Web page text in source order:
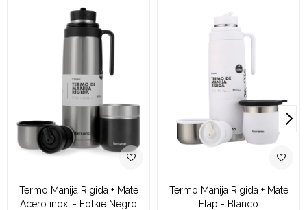
Termo Manija Rigida + Mate
Acero inox. - Folkie Negro
Termo Manija Rigida + Mate
Flap - Blanco